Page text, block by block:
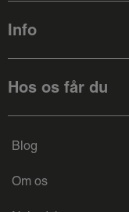
Info
Hos os får du
Blog
Om os